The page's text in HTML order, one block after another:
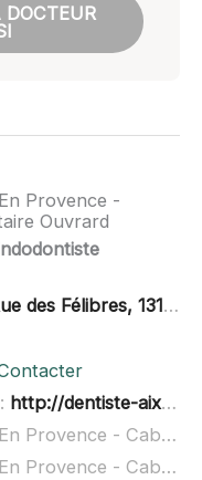
Provence -
Ouvrard
Félibres, 13100 Aix-en-Provence
http://dentiste-aix-en-provence-ouvrard.business.site/
Dentiste Aix En Provence - Cabinet Dentaire Ouvrard à domicile :
Dentiste Aix En Provence - Cabinet Dentaire Ouvrard ouvert dimanche :